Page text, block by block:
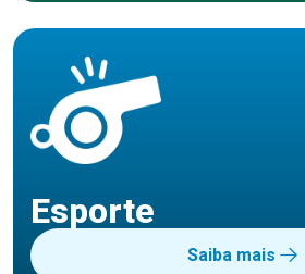
Esporte
Saiba mais